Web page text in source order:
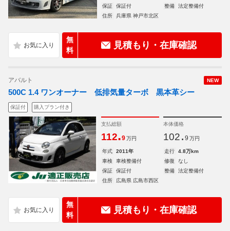
保証
保証付 整備
法定整備付
住所
兵庫県 神戸市北区
無
料
見積もり・在庫確認
NEW
アバルト
500C 1.4 ワンオーナー 低排気量ターボ 黒本革シー
保証付 購入プラン付き
支払総額
112.9 万円
本体価格
102. 9 万円
年式 2011年 走行
4.8万km
車検
車検整備付 修復
なし
保証
保証付 整備
法定整備付
住所
広島県 広島市西区
無
料
見積もり・在庫確認